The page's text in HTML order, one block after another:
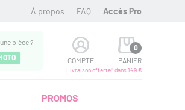
À propos FAQ Accès Pro
pièce ?
COMPTE
0
PANIER
Livraison offerte* dans 149 €
PROMOS